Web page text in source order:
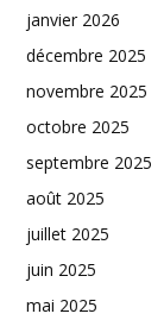
janvier 2026
décembre 2025
novembre 2025
octobre 2025
septembre 2025
août 2025
juillet 2025
juin 2025
mai 2025